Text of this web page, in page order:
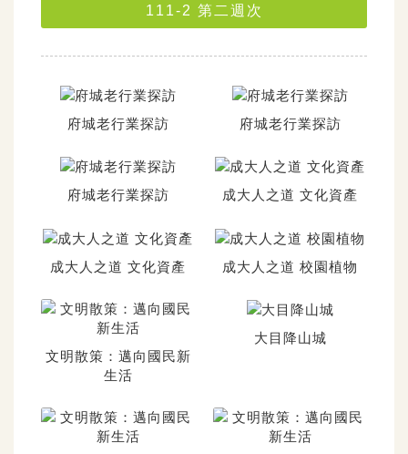
111-2 第二週次
府城老行業探訪 府城老行業探訪
府城老行業探訪 成大人之道 文化資產
成大人之道 文化資產 成大人之道 校園植物
文明散策：邁向國民新
生活
大目降山城